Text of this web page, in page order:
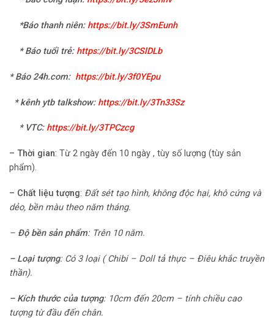
*Báo thanh niên: https://bit.ly/3SmEunh
* Báo tuổi trẻ: https://bit.ly/3CSlDLb
* Báo 24h.com: https://bit.ly/3f0YEpu
* kênh ytb talkshow: https://bit.ly/3Tn33Sz
* VTC: https://bit.ly/3TPCzcg
– Thời gian: Từ 2 ngày đến 10 ngày , tùy số lượng (tùy sản
phẩm).
– Chất liệu tượng: Đất sét tạo hình, không độc hại, khô cứng và
dẻo, bền màu theo năm tháng.
– Độ bền sản phẩm: Trên 10 năm.
– Loại tượng: Có 3 loại ( Chibi – Doll tả thực – Điêu khắc truyền
thần).
– Kích thước của tượng: 10cm đến 20cm – tính chiều cao
tượng từ đầu đến chân.